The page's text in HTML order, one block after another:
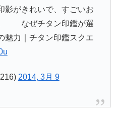
影がきれいで、すごいお
。 なぜチタン印鑑が選
魅力｜チタン印鑑スクエ
2014, 3月 9